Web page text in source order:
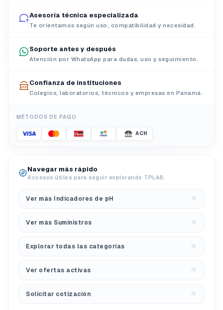
Asesoría técnica especializada
Te orientamos según uso, compatibilidad y necesidad.
Soporte antes y después
Atención por WhatsApp para dudas, uso y seguimiento.
Confianza de instituciones
Colegios, laboratorios, técnicos y empresas en Panamá.
MÉTODOS DE PAGO
ACH
Navegar más rápido
Accesos útiles para seguir explorando TPLAB.
Ver más Indicadores de pH
Ver más Suministros
Explorar todas las categorías
Ver ofertas activas
Solicitar cotización